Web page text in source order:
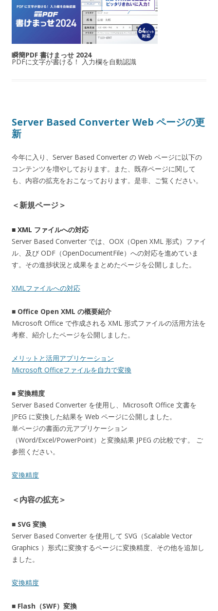
瞬簡PDF 書けまっせ 2024
PDFに文字が書ける！ 入力欄を自動認識
Server Based Converter Web ページの更
新
今年に入り、Server Based Converter の Web ページに以下の
コンテンツを増やしております。また、既存ページに関して
も、内容の拡充をおこなっております。是非、ご覧ください。
＜新規ページ＞
■ XML ファイルへの対応
Server Based Converter では、OOX（Open XML 形式）ファイ
ル、及び ODF（OpenDocumentFile）への対応を進めていま
す。その進捗状況と成果をまとめたページを公開しました。
XMLファイルへの対応
■ Office Open XML の概要紹介
Microsoft Office で作成される XML 形式ファイルの活用方法を
考察、紹介したページを公開しました。
メリットと活用アプリケーション
Microsoft Officeファイルを自力で変換
■ 変換精度
Server Based Converter を使用し、Microsoft Office 文書を
JPEG に変換した結果を Web ページに公開しました。
単ページの書面の元アプリケーション
（Word/Excel/PowerPoint）と変換結果 JPEG の比較です。 ご
参照ください。
変換精度
＜内容の拡充＞
■ SVG 変換
Server Based Converter を使用して SVG（Scalable Vector
Graphics ）形式に変換するページに変換精度、その他を追加し
ました。
変換精度
■ Flash（SWF）変換